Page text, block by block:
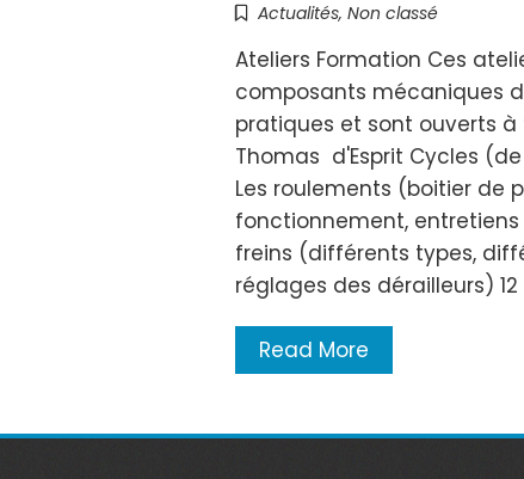
Actualités, Non classé
Ateliers Formation Ces
composants mécaniques
pratiques et sont ouverts à
Thomas d'Esprit Cycles
Les roulements (boitier de
fonctionnement, entretiens
freins (différents types,
réglages des dérailleurs) 12
Read More